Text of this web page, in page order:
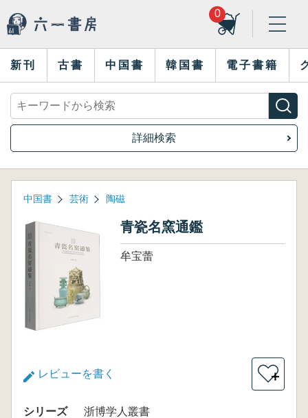
0
新刊 古書 中国書 韓国書 電子書籍
詳細検索
中国書 芸術 陶磁
青瓷名窯通鑑
牟宝蕾
レビューを書く ＋
シリーズ
浙博学人叢書